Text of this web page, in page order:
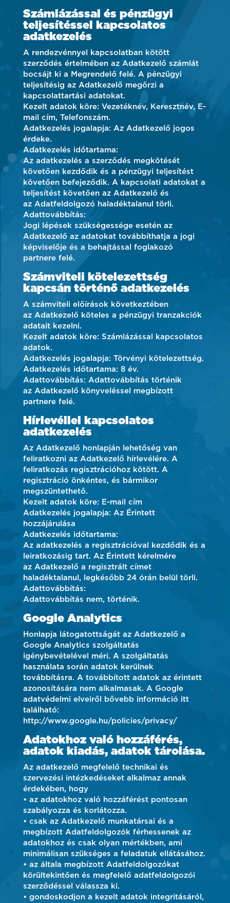
Számlázással és pénzügyi
teljesítéssel kapcsolatos
adatkezelés
A rendezvénnyel kapcsolatban kötött
szerződés értelmében az Adatkezelő számlát
bocsájt ki a Megrendelő felé. A pénzügyi
teljesítésig az Adatkezelő megőrzi a
kapcsolattartási adatokat.
Kezelt adatok köre: Vezetéknév, Keresztnév, E-
mail cím, Telefonszám.
Adatkezelés jogalapja: Az Adatkezelő jogos
érdeke.
Adatkezelés időtartama:
Az adatkezelés a szerződés megkötését
követően kezdődik és a pénzügyi teljesítést
követően befejeződik. A kapcsolati adatokat a
teljesítést követően az Adatkezelő és
az Adatfeldolgozó haladéktalanul törli.
Adattovábbítás:
Jogi lépések szükségessége esetén az
Adatkezelő az adatokat továbbíthatja a jogi
képviselője és a behajtással foglakozó
partnere felé.
Számviteli kötelezettség
kapcsán történő adatkezelés
A számviteli előírások következtében
az Adatkezelő köteles a pénzügyi tranzakciók
adatait kezelni.
Kezelt adatok köre: Számlázással kapcsolatos
adatok.
Adatkezelés jogalapja: Törvényi kötelezettség.
Adatkezelés időtartama: 8 év.
Adattovábbítás: Adattovábbítás történik
az Adatkezelő könyveléssel megbízott
partnere felé.
Hírlevéllel kapcsolatos
adatkezelés
Az Adatkezelő honlapján lehetőség van
feliratkozni az Adatkezelő hírlevélére. A
feliratkozás regisztrációhoz kötött. A
regisztráció önkéntes, és bármikor
megszüntethető.
Kezelt adatok köre: E-mail cím
Adatkezelés jogalapja: Az Érintett
hozzájárulása
Adatkezelés időtartama:
Az adatkezelés a regisztrációval kezdődik és a
leiratkozásig tart. Az Érintett kérelmére
az Adatkezelő a regisztrált címet
haladéktalanul, legkésőbb 24 órán belül törli.
Adattovábbítás:
Adattovábbítás nem, történik.
Google Analytics
Honlapja látogatottságát az Adatkezelő a
Google Analytics szolgáltatás
igénybevételével méri. A szolgáltatás
használata során adatok kerülnek
továbbításra. A továbbított adatok az érintett
azonosítására nem alkalmasak. A Google
adatvédelmi elveiről bővebb információ itt
található:
http://www.google.hu/policies/privacy/
Adatokhoz való hozzáférés,
adatok kiadás, adatok tárolása.
Az adatkezelő megfelelő technikai és
szervezési intézkedéseket alkalmaz annak
érdekében, hogy
• az adatokhoz való hozzáférést pontosan
szabályozza és korlátozza.
• csak az Adatkezelő munkatársai és a
megbízott Adatfeldolgozók férhessenek az
adatokhoz és csak olyan mértékben, ami
minimálisan szükséges a feladatuk ellátásához.
• az általa megbízott Adatfeldolgozókat
körültekintően és megfelelő adatfeldolgozói
szerződéssel válassza ki.
• gondoskodjon a kezelt adatok integritásáról,